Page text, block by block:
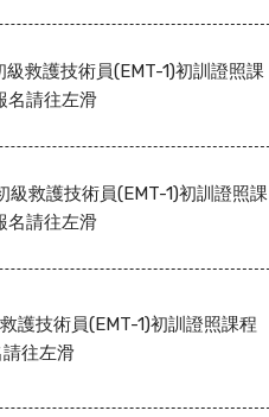
級救護技術員(EMT-1)初訓證照課
名請往左滑
級救護技術員(EMT-1)初訓證照課
名請往左滑
護技術員(EMT-1)初訓證照課程
往左滑